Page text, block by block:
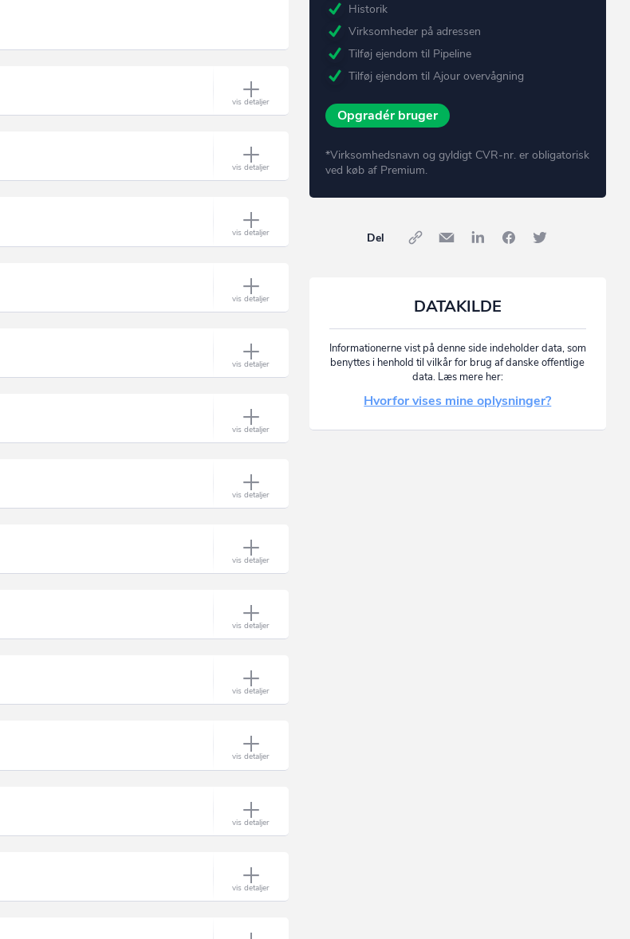
Historik
Virksomheder på adressen
Tilføj ejendom til Pipeline
Tilføj ejendom til Ajour overvågning
Opgradér bruger
*Virksomhedsnavn og gyldigt CVR-nr. er obligatorisk
ved køb af Premium.
Del
DATAKILDE
Informationerne vist på denne side indeholder data, som
benyttes i henhold til vilkår for brug af danske offentlige
data. Læs mere her:
Hvorfor vises mine oplysninger?